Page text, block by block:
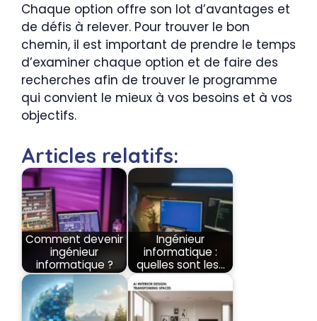
Chaque option offre son lot d’avantages et
de défis à relever. Pour trouver le bon
chemin, il est important de prendre le temps
d’examiner chaque option et de faire des
recherches afin de trouver le programme
qui convient le mieux à vos besoins et à vos
objectifs.
Articles relatifs:
Comment devenir
ingénieur
informatique ?
Ingénieur
informatique :
quelles sont les…